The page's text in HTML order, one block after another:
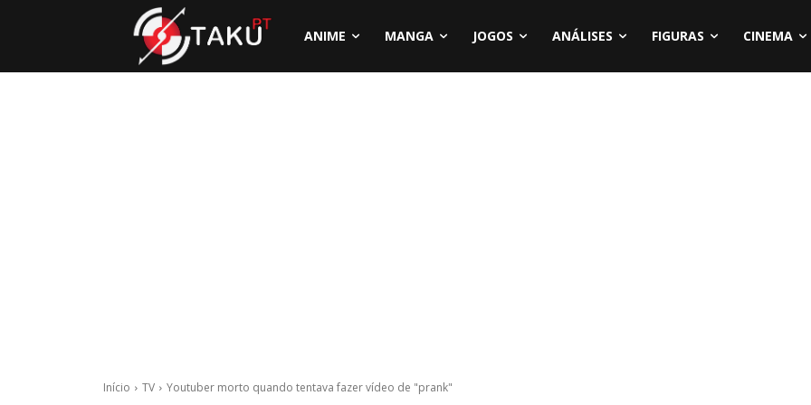
ANIME MANGA JOGOS ANÁLISES FIGURAS CINEMA
Início TV Youtuber morto quando tentava fazer vídeo de "prank"